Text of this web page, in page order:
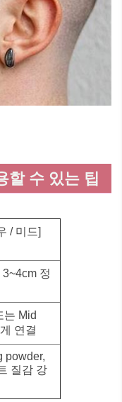
할 수 있는 팁
/ 미드]
정
는 Mid
연결
powder,
질감 강